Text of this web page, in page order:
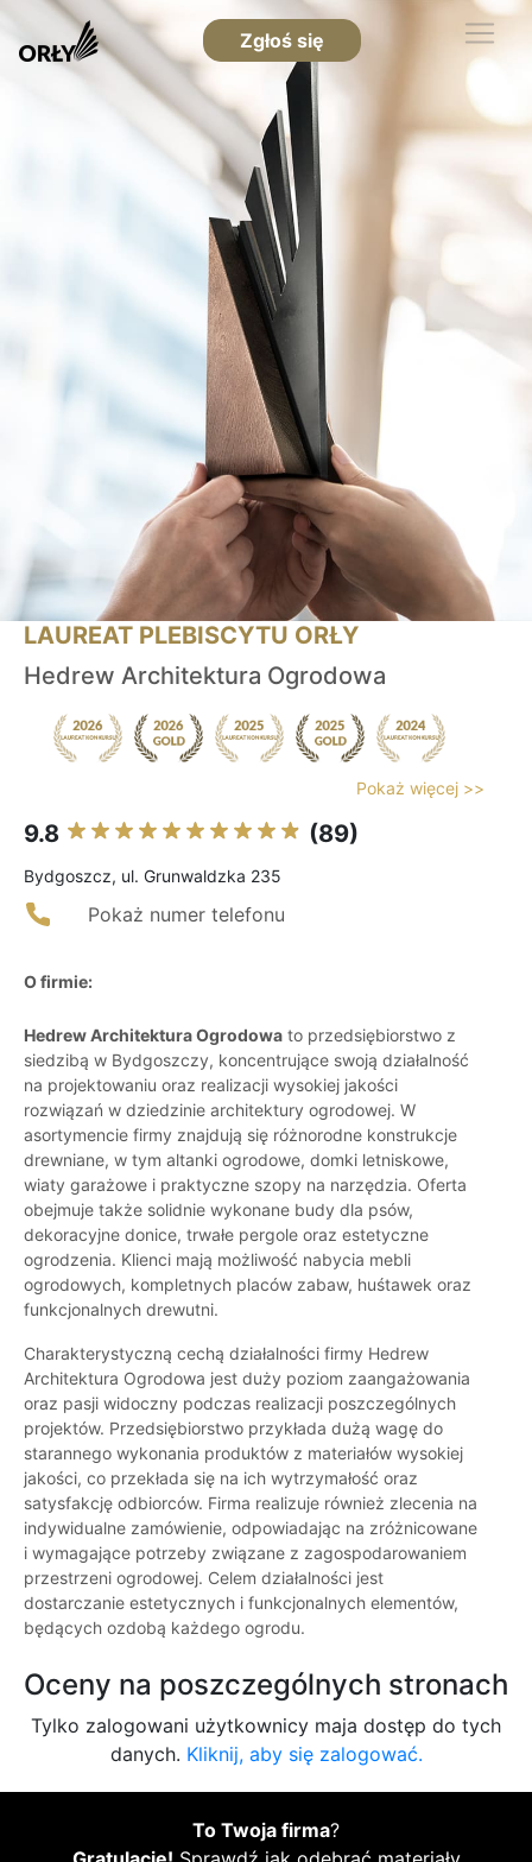
Zgłoś się
LAUREAT PLEBISCYTU ORŁY
Hedrew Architektura Ogrodowa
Pokaż więcej >>
9.8 (89)
Bydgoszcz, ul. Grunwaldzka 235
Pokaż numer telefonu
O firmie:
Hedrew Architektura Ogrodowa to przedsiębiorstwo z
siedzibą w Bydgoszczy, koncentrujące swoją działalność
na projektowaniu oraz realizacji wysokiej jakości
rozwiązań w dziedzinie architektury ogrodowej. W
asortymencie firmy znajdują się różnorodne konstrukcje
drewniane, w tym altanki ogrodowe, domki letniskowe,
wiaty garażowe i praktyczne szopy na narzędzia. Oferta
obejmuje także solidnie wykonane budy dla psów,
dekoracyjne donice, trwałe pergole oraz estetyczne
ogrodzenia. Klienci mają możliwość nabycia mebli
ogrodowych, kompletnych placów zabaw, huśtawek oraz
funkcjonalnych drewutni.
Charakterystyczną cechą działalności firmy Hedrew
Architektura Ogrodowa jest duży poziom zaangażowania
oraz pasji widoczny podczas realizacji poszczególnych
projektów. Przedsiębiorstwo przykłada dużą wagę do
starannego wykonania produktów z materiałów wysokiej
jakości, co przekłada się na ich wytrzymałość oraz
satysfakcję odbiorców. Firma realizuje również zlecenia na
indywidualne zamówienie, odpowiadając na zróżnicowane
i wymagające potrzeby związane z zagospodarowaniem
przestrzeni ogrodowej. Celem działalności jest
dostarczanie estetycznych i funkcjonalnych elementów,
będących ozdobą każdego ogrodu.
Oceny na poszczególnych stronach
Tylko zalogowani użytkownicy maja dostęp do tych
danych. Kliknij, aby się zalogować.
To Twoja firma?